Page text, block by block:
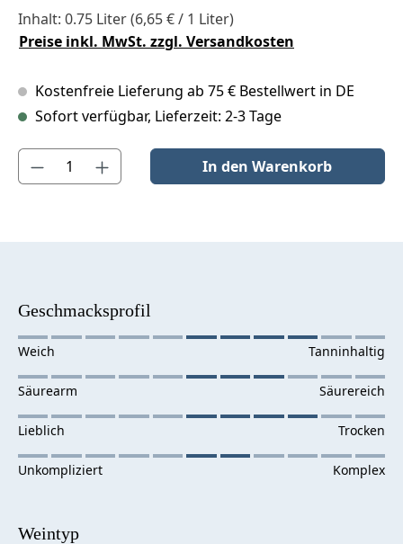
Inhalt: 0.75 Liter(6,65 € / 1 Liter)
Preise inkl. MwSt. zzgl. Versandkosten
Kostenfreie Lieferung ab 75 € Bestellwert in DE
Sofort verfügbar, Lieferzeit: 2-3 Tage
Produkt Anzahl: Gib den gewünschten Wert ein oder benutze
In den Warenkorb
Geschmacksprofil
Weintyp